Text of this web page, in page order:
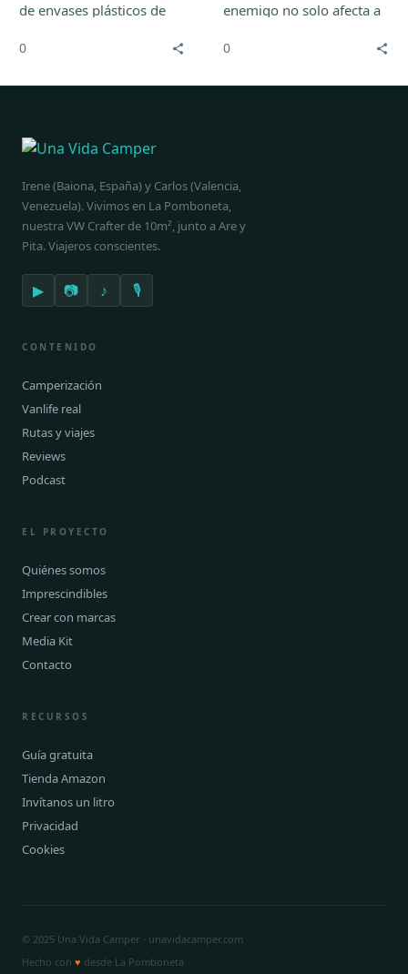
de envases plásticos de
al océano.
0
enemigo no solo afecta a
también nos llega a
0
Irene (Baiona, España) y Carlos (Valencia,
Venezuela). Vivimos en La Pomboneta,
nuestra VW Crafter de 10m², junto a Are y
Pita. Viajeros conscientes.
▶ 📷 ♪ 🎙
CONTENIDO
Camperización
Vanlife real
Rutas y viajes
Reviews
Podcast
EL PROYECTO
Quiénes somos
Imprescindibles
Crear con marcas
Media Kit
Contacto
RECURSOS
Guía gratuita
Tienda Amazon
Invítanos un litro
Privacidad
Cookies
© 2025 Una Vida Camper · unavidacamper.com
Hecho con ♥ desde La Pomboneta